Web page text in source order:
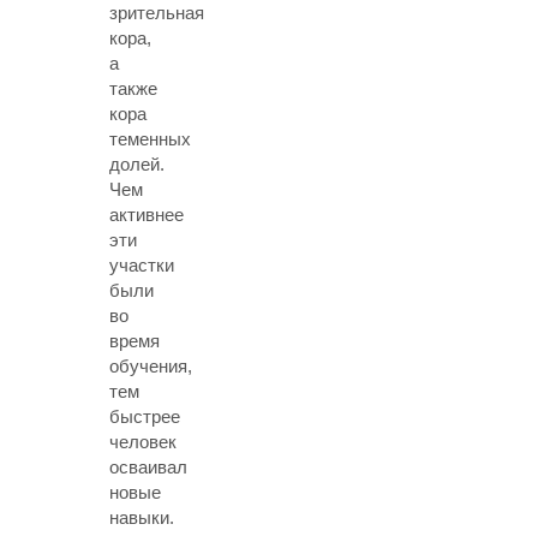
зрительная
кора,
а
также
кора
теменных
долей.
Чем
активнее
эти
участки
были
во
время
обучения,
тем
быстрее
человек
осваивал
новые
навыки.